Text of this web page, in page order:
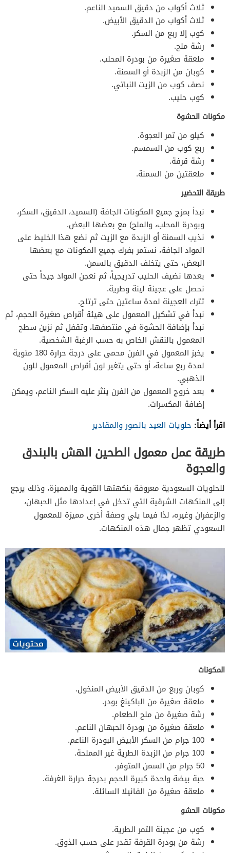
ثلاث أكواب من دقيق السميد الناعم.
ثلاث أكواب من الدقيق الأبيض.
كوب إلا ربع من السكر.
رشة ملح.
ملعقة صغيرة من بودرة المحلب.
كوبان من الزبدة أو السمنة.
نصف كوب من الزيت النباتي.
كوب حليب.
مكونات الحشوة
كيلو من تمر العجوة.
ربع كوب من السمسم.
رشة قرفة.
ملعقتين من السمنة.
طريقة التحضير
نبدأ بمزج جميع المكونات الجافة (السميد، الدقيق، السكر،
وبودرة المحلب، والملح) مع بعضها البعض.
نذيب السمنة أو الزبدة مع الزيت ثم نضع هذا الخليط على
المواد الجافة، نستمر بفرك جميع المكونات مع بعضها
البعض، حتى يتخلف الدقيق بالسمن.
بعدها نضيف الحليب تدريجياً، ثم نعجن المواد جيداً حتى
نحصل على عجينة لينة وطرية.
تترك العجينة لمدة ساعتين حتى ترتاح.
نبدأ في تشكيل المعمول على هيئة أقراص صغيرة الحجم، ثم
نبدأ بإضافة الحشوة في منتصفها، وتقفل ثم نزين سطح
المعمول بالنقش الخاص به حسب الرغبة الشخصية.
يخبز المعمول في الفرن محمى على درجة حرارة 180 مئوية
لمدة ربع ساعة، أو حتى يتغير لون أقراص المعمول للون
الذهبي.
بعد خروج المعمول من الفرن ينثر عليه السكر الناعم، ويمكن
إضافة المكسرات.
اقرأ أيضاً: حلويات العيد بالصور والمقادير
طريقة عمل معمول الطحين الهش بالبندق
والعجوة
للحلويات السعودية معروفة بنكهتها القوية والمميزة، وذلك يرجع
إلى المنكهات الشرقية التي تدخل في إعدادها مثل الحبهان،
والزعفران وغيره، لذا فيما يلي وصفة أخرى مميزة للمعمول
السعودي تظهر جمال هذه المنكهات.
المكونات
كوبان وربع من الدقيق الأبيض المنخول.
ملعقة صغيرة من الباكينغ بودر.
رشة صغيرة من ملح الطعام.
ملعقة صغيرة من بودرة الحبهان الناعم.
100 جرام من السكر الأبيض البودرة الناعم.
100 جرام من الزبدة الطرية غير المملحة.
50 جرام من السمن المتوفر.
حبة بيضة واحدة كبيرة الحجم بدرجة حرارة الغرفة.
ملعقة صغيرة من الفانيلا السائلة.
مكونات الحشو
كوب من عجينة التمر الطرية.
رشة من بودرة القرفة تقدر على حسب الذوق.